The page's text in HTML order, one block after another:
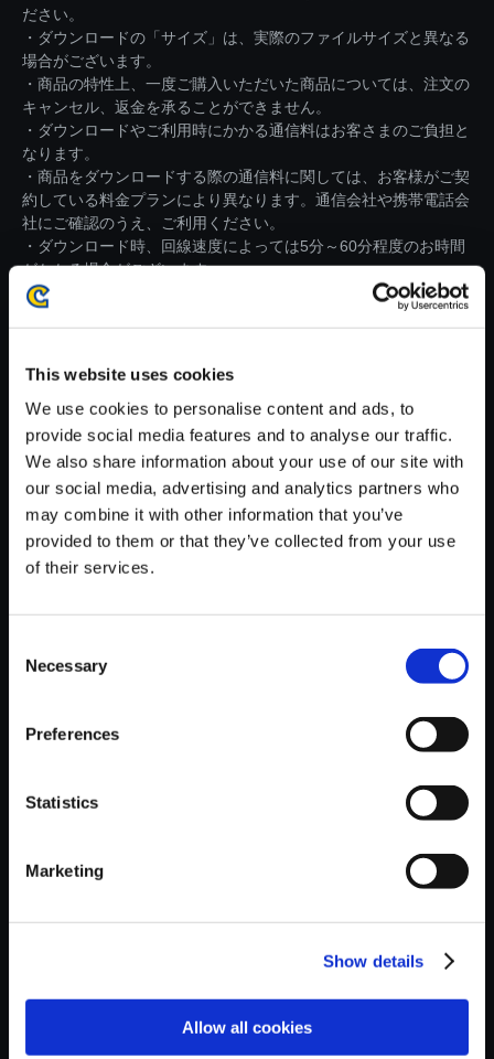
This website uses cookies
We use cookies to personalise content and ads, to
provide social media features and to analyse our traffic.
We also share information about your use of our site with
our social media, advertising and analytics partners who
may combine it with other information that you’ve
provided to them or that they’ve collected from your use
of their services.
Selection
Necessary
Preferences
Statistics
Marketing
Show details
Allow all cookies
ださい。
・ダウンロードの「サイズ」は、実際のファイルサイズと異なる
場合がございます。
・商品の特性上、一度ご購入いただいた商品については、注文の
キャンセル、返金を承ることができません。
・ダウンロードやご利用時にかかる通信料はお客さまのご負担と
なります。
・商品をダウンロードする際の通信料に関しては、お客様がご契
約している料金プランにより異なります。通信会社や携帯電話会
社にご確認のうえ、ご利用ください。
・ダウンロード時、回線速度によっては5分～60分程度のお時間
がかかる場合がございます。
※ご購入いただいたファイルのダウンロードの際には、通信環境
【単曲】ロックマンX8 サウンド
コレクション Demo～With The
Hunter Base
おすすめ商品
ンX7 サウン....
MONSTER
HUNTER THE J...
【単曲】バイオハ
ザード4 サウ...